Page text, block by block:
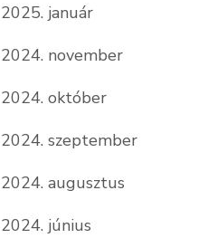
2025. január
2024. november
2024. október
2024. szeptember
2024. augusztus
2024. június